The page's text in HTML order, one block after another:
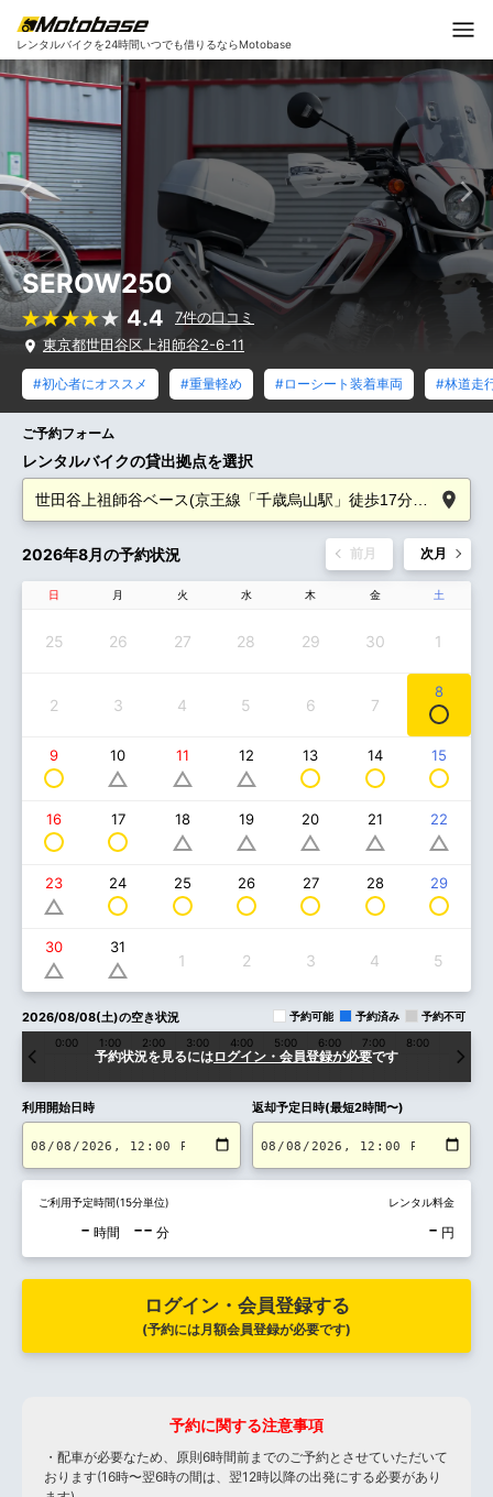
レンタルバイクを24時間いつでも借りるならMotobase
SEROW250
4.4
7件の口コミ
東京都世田谷区上祖師谷2-6-11
#初心者にオススメ #重量軽め #ローシート装着車両 #林道走
ご予約フォーム
レンタルバイクの貸出拠点を選択
2026年8月の予約状況 前月 次月
日 月 火 水 木 金 土
25 26 27 28 29 30 1
2 3 4 5 6 7
8
9 10 11 12 13 14 15
16 17 18 19 20 21 22
23 24 25 26 27 28 29
30 31
1 2 3 4 5
2026/08/08(土)の空き状況 予約可能 予約済み 予約不可
予約状況を見るにはログイン・会員登録が必要です
0:00 1:00 2:00 3:00 4:00 5:00 6:00 7:00 8:00
利用開始日時 返却予定日時(最短2時間〜)
ご利用予定時間(15分単位)
- 時間 -- 分
レンタル料金
- 円
ログイン・会員登録する
(予約には月額会員登録が必要です)
予約に関する注意事項
・配車が必要なため、原則6時間前までのご予約とさせていただいて
おります(16時〜翌6時の間は、翌12時以降の出発にする必要があり